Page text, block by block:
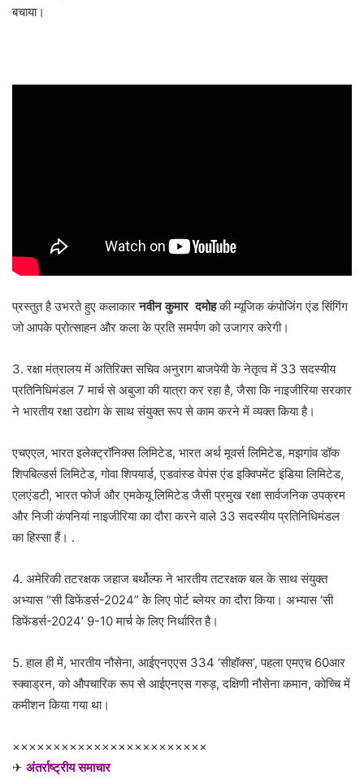
बचाया।
प्रस्तुत है उभरते हुए कलाकारनवीन कुमार दमोहकी म्यूजिक कंपोजिंग एंड सिंगिंग
जो आपके प्रोत्साहन और कला के प्रति समर्पण को उजागर करेगी।
3. रक्षा मंत्रालय में अतिरिक्त सचिव अनुराग बाजपेयी के नेतृत्व में 33 सदस्यीय
प्रतिनिधिमंडल 7 मार्च से अबुजा की यात्रा कर रहा है, जैसा कि नाइजीरिया सरकार
ने भारतीय रक्षा उद्योग के साथ संयुक्त रूप से काम करने में व्यक्त किया है।
एचएएल, भारत इलेक्ट्रॉनिक्स लिमिटेड, भारत अर्थ मूवर्स लिमिटेड, मझगांव डॉक
शिपबिल्डर्स लिमिटेड, गोवा शिपयार्ड, एडवांस्ड वेपंस एंड इक्विपमेंट इंडिया लिमिटेड,
एलएंडटी, भारत फोर्ज और एमकेयू लिमिटेड जैसी प्रमुख रक्षा सार्वजनिक उपक्रम
और निजी कंपनियां नाइजीरिया का दौरा करने वाले 33 सदस्यीय प्रतिनिधिमंडल
का हिस्सा हैं। .
4. अमेरिकी तटरक्षक जहाज बर्थोल्फ ने भारतीय तटरक्षक बल के साथ संयुक्त
अभ्यास “सी डिफेंडर्स-2024” के लिए पोर्ट ब्लेयर का दौरा किया। अभ्यास ‘सी
डिफेंडर्स-2024’ 9-10 मार्च के लिए निर्धारित है।
5. हाल ही में, भारतीय नौसेना, आईएनएएस 334 ‘सीहॉक्स’, पहला एमएच 60आर
स्क्वाड्रन, को औपचारिक रूप से आईएनएस गरुड़, दक्षिणी नौसेना कमान, कोच्चि में
कमीशन किया गया था।
××××××××××××××××××××××××
✈ अंतर्राष्ट्रीय समाचार